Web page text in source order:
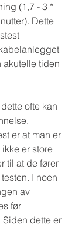
(1,7 - 3 *
Dette
tiden
ofte kan
er at man er
er store
til at de fører
I noen
av
før
Siden dette er